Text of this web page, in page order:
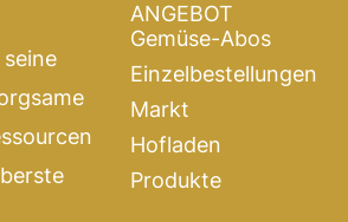
ANGEBOT
Gemüse-Abos
Einzelbestellungen
Markt
Hofladen
Produkte